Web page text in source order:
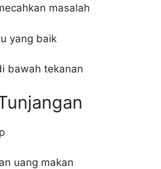
masalah
yang baik
bawah tekanan
uang makan